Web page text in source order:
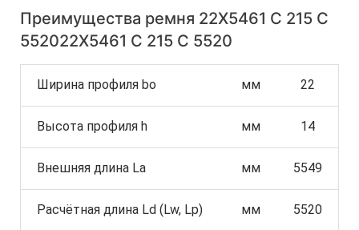
Преимущества ремня 22X5461 C 215 C
552022X5461 C 215 C 5520
Ширина профиля bo мм 22
Высота профиля h мм 14
Внешняя длина La мм 5549
Расчётная длина Ld (Lw, Lp) мм 5520